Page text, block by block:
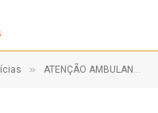
» ATENÇÃO AMBULANTES!